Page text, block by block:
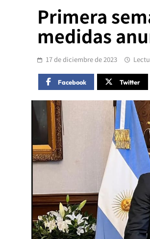
Primera
medidas
17 de diciembre de 2023
Facebook Twitter